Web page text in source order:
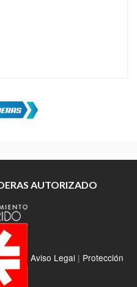
AUTORIZADO
Aviso Legal | Protección